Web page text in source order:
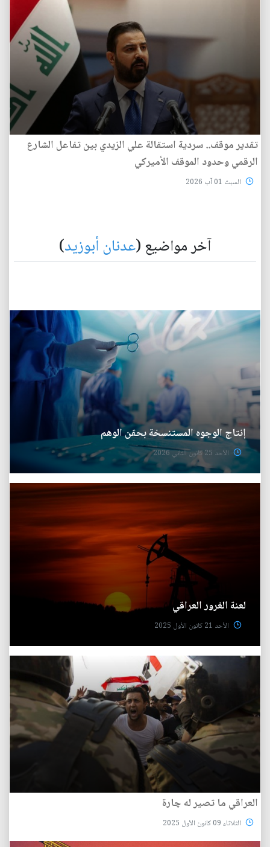
تقدير موقف.. سردية استقالة علي الزيدي بين تفاعل الشارع
الرقمي وحدود الموقف الأميركي
السبت 01 آب 2026
آخر مواضيع (عدنان أبوزيد)
إنتاج‭ ‬الوجوه‭ ‬المستنسخة بحقن‭ ‬الوهم
الأحد 25 كانون الثاني 2026
لعنة‭ ‬الغرور‭ ‬العراقي
الأحد 21 كانون الأول 2025
العراقي‭ ‬ما‭ ‬تصير‭ ‬له‭ ‬چارة
الثلاثاء 09 كانون الأول 2025